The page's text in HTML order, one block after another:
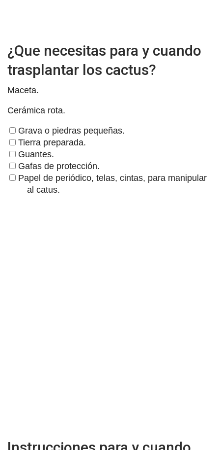
¿Que necesitas para y cuando
trasplantar los cactus?
Maceta.
Cerámica rota.
Grava o piedras pequeñas.
Tierra preparada.
Guantes.
Gafas de protección.
Papel de periódico, telas, cintas, para manipular
al catus.